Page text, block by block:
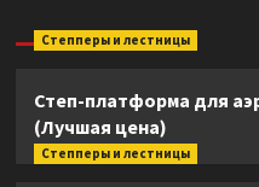
Степперы и лестницы
Степ-платформа для
(Лучшая цена)
Степперы и лестницы